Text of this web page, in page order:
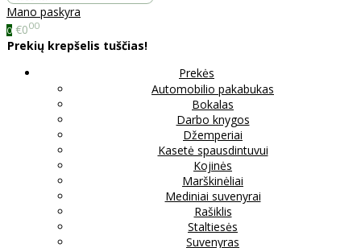
Mano paskyra
0 €000
Prekių krepšelis tuščias!
Prekės
Automobilio pakabukas
Bokalas
Darbo knygos
Džemperiai
Kasetė spausdintuvui
Kojinės
Marškinėliai
Mediniai suvenyrai
Rašiklis
Staltiesės
Suvenyras